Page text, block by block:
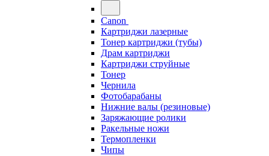
Canon
Картриджи лазерные
Тонер картриджи (тубы)
Драм картриджи
Картриджи струйные
Тонер
Чернила
Фотобарабаны
Нижние валы (резиновые)
Заряжающие ролики
Ракельные ножи
Термопленки
Чипы